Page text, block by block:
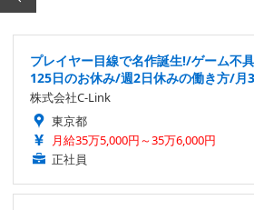
プレイヤー目線で名作誕生!/ゲーム不
125日のお休み/週2日休みの働き方/月
株式会社C-Link
東京都
月給35万5,000円～35万6,000円
正社員